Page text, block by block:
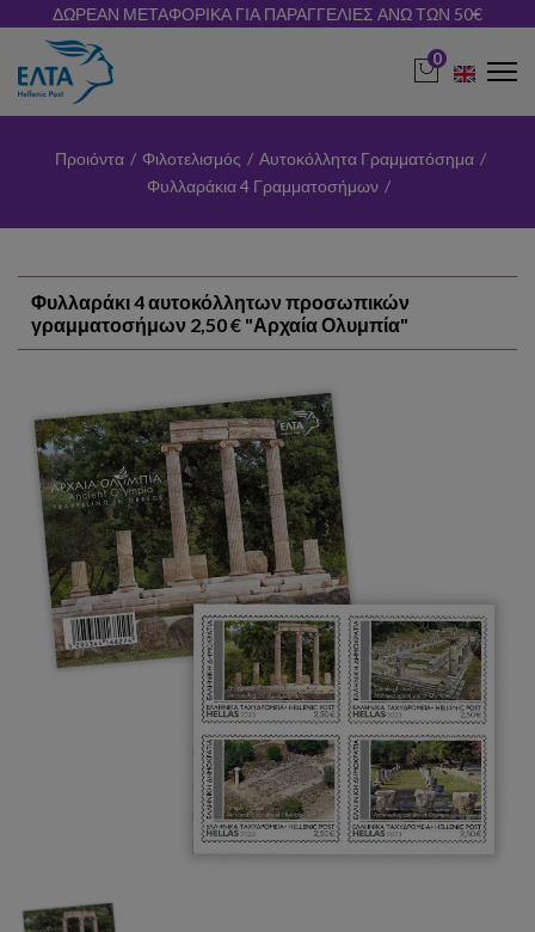
ΔΩΡΕΑΝ ΜΕΤΑΦΟΡΙΚΑ ΓΙΑ ΠΑΡΑΓΓΕΛΙΕΣ ΑΝΩ ΤΩΝ 50€
0
Προιόντα / Φιλοτελισμός / Αυτοκόλλητα Γραμματόσημα /
Φυλλαράκια 4 Γραμματοσήμων /
Φυλλαράκι 4 αυτοκόλλητων προσωπικών
γραμματοσήμων 2,50 € "Αρχαία Ολυμπία"